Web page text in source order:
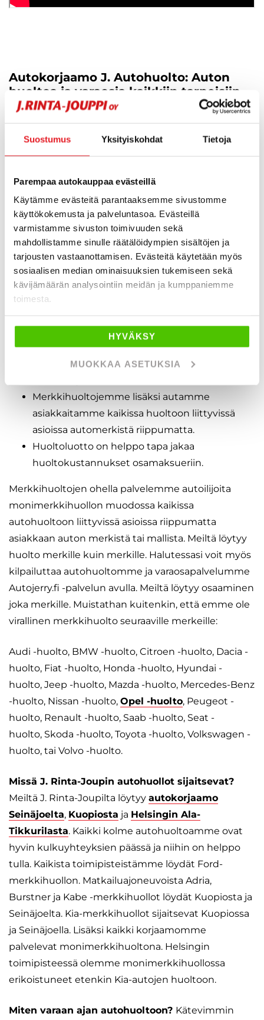
Suostumus Yksityiskohdat Tietoja
Parempaa autokauppaa evästeillä
Käytämme evästeitä parantaaksemme sivustomme
käyttökokemusta ja palveluntasoa. Evästeillä
varmistamme sivuston toimivuuden sekä
mahdollistamme sinulle räätälöidympien sisältöjen ja
tarjousten vastaanottamisen. Evästeitä käytetään myös
sosiaalisen median ominaisuuksien tukemiseen sekä
kävijämäärän analysointiin meidän ja kumppaniemme
toimesta.
HYVÄKSY
MUOKKAA ASETUKSIA
Autokorjaamo J. Autohuolto: Auton
huoltoa ja varaosia kaikkiin tarpeisiin
autohuoltoon liittyvissä tarpeissa. Nykyaikaisesti
lopputuloksen. Henkilöautoissa olemme
valtuutettuFord-merkkihuoltoKuopiossa,
Seinäjoella ja Helsingissä.Kia-merkkihuoltomme
ovat Kuopiossa ja Seinäjoella. Lisäksi Helsingin
toimipisteessä olemme monimerkkihuollossa
erikoistuneetKia-huoltoihinpitkän
merkkihuoltohistoriamme ansiosta.
Matkailuajoneuvoista edustamme
Korikorjaamoissamme onnistuvat kaikki
korinkorjauksiin liittyvät korjaus- ja
Merkkihuoltojemme lisäksi autamme
asiakkaitamme kaikissa huoltoon liittyvissä
asioissa automerkistä riippumatta.
Huoltoluotto on helppo tapa jakaa
huoltokustannukset osamaksueriin.
Merkkihuoltojen ohella palvelemme autoilijoita
monimerkkihuollon muodossa kaikissa
autohuoltoon liittyvissä asioissa riippumatta
asiakkaan auton merkistä tai mallista. Meiltä löytyy
huolto merkille kuin merkille. Halutessasi voit myös
kilpailuttaa autohuoltomme ja varaosapalvelumme
Autojerry.fi -palvelun avulla. Meiltä löytyy osaaminen
joka merkille. Muistathan kuitenkin, että emme ole
virallinen merkkihuolto seuraaville merkeille:
Audi -huolto, BMW -huolto, Citroen -huolto, Dacia -
huolto, Fiat -huolto, Honda -huolto, Hyundai -
huolto, Jeep -huolto, Mazda -huolto, Mercedes-Benz
-huolto, Nissan -huolto, Opel -huolto, Peugeot -
huolto, Renault -huolto, Saab -huolto, Seat -
huolto, Skoda -huolto, Toyota -huolto, Volkswagen -
huolto, tai Volvo -huolto.
Missä J. Rinta-Joupin autohuollot sijaitsevat?
Meiltä J. Rinta-Joupilta löytyy autokorjaamo
Seinäjoelta, Kuopiosta ja Helsingin Ala-
Tikkurilasta. Kaikki kolme autohuoltoamme ovat
hyvin kulkuyhteyksien päässä ja niihin on helppo
tulla. Kaikista toimipisteistämme löydät Ford-
merkkihuollon. Matkailuajoneuvoista Adria,
Burstner ja Kabe -merkkihuollot löydät Kuopiosta ja
Seinäjoelta. Kia-merkkihuollot sijaitsevat Kuopiossa
ja Seinäjoella. Lisäksi kaikki korjaamomme
palvelevat monimerkkihuoltona. Helsingin
toimipisteessä olemme monimerkkihuollossa
erikoistuneet etenkin Kia-autojen huoltoon.
Miten varaan ajan autohuoltoon? Kätevimmin